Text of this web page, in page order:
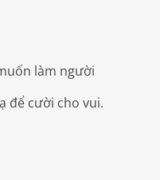
làm người
để cười cho vui.